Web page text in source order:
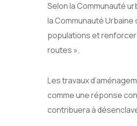
Selon la Communauté
la Communauté
populations et renforcer
routes ».
Les travaux
comme une réponse
contribuera à